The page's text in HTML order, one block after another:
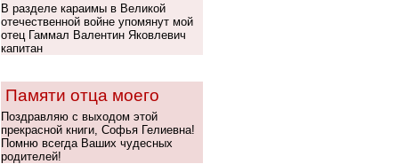
В разделе караимы в Великой
отечественной войне упомянут мой
отец Гаммал Валентин Яковлевич
капитан
Памяти отца моего
Поздравляю с выходом этой
прекрасной книги, Софья Гелиевна!
Помню всегда Ваших чудесных
родителей!